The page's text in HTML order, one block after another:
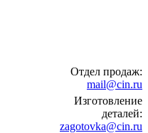
Отдел продаж:
mail@cin.ru
Изготовление
деталей:
zagotovka@cin.ru